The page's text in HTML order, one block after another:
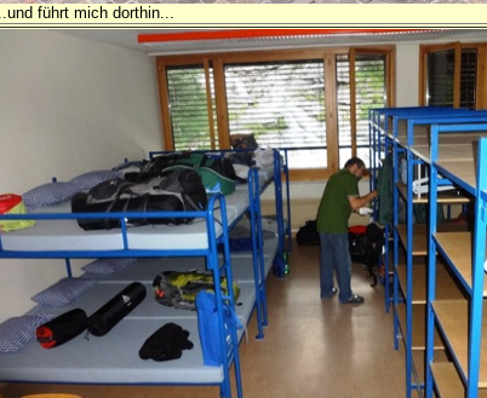
...und führt mich dorthin...